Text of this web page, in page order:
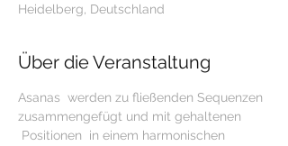
Heidelberg, Deutschland
Über die Veranstaltung
Asanas  werden zu fließenden Sequenzen
zusammengefügt und mit gehaltenen
Positionen  in einem harmonischen